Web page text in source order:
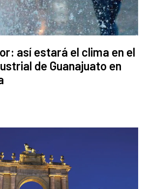
así estará el clima en el
de Guanajuato en